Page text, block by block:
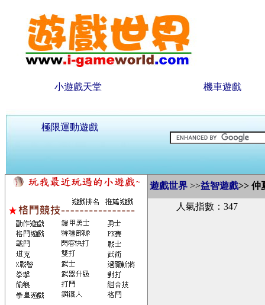
小遊戲天堂 機車遊戲
極限運動遊戲
遊戲世界 >>益智遊戲>> 仲
人氣指數：347